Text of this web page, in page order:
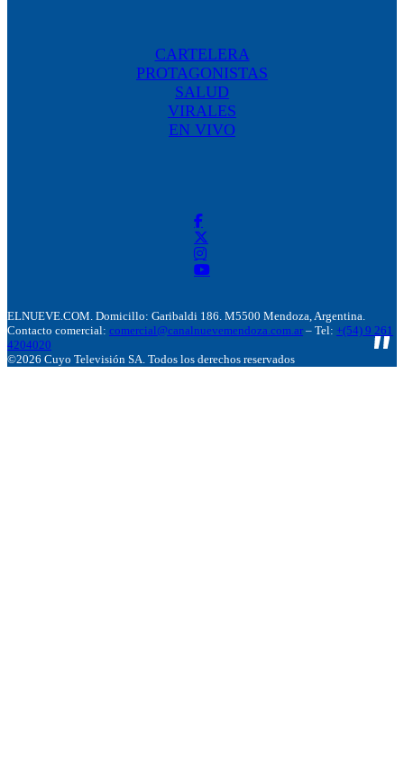
CARTELERA
PROTAGONISTAS
SALUD
VIRALES
EN VIVO
ELNUEVE.COM. Domicillo: Garibaldi 186. M5500 Mendoza, Argentina.
Contacto comercial: comercial@canalnuevemendoza.com.ar – Tel: +(54) 9 261
4204020
©2026 Cuyo Televisión SA. Todos los derechos reservados